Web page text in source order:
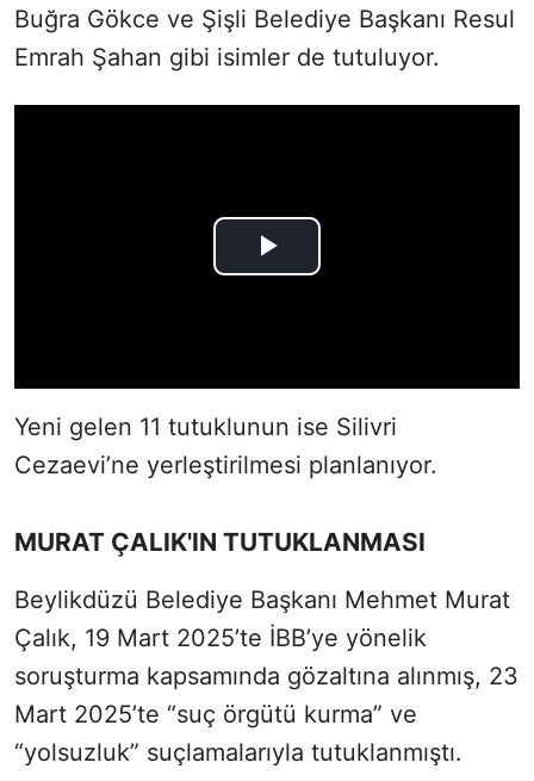
Buğra Gökce ve Şişli Belediye Başkanı Resul
Emrah Şahan gibi isimler de tutuluyor.
Yeni gelen 11 tutuklunun ise Silivri
Cezaevi’ne yerleştirilmesi planlanıyor.
MURAT ÇALIK'IN TUTUKLANMASI
Beylikdüzü Belediye Başkanı Mehmet Murat
Çalık, 19 Mart 2025’te İBB’ye yönelik
soruşturma kapsamında gözaltına alınmış, 23
Mart 2025’te “suç örgütü kurma” ve
“yolsuzluk” suçlamalarıyla tutuklanmıştı.